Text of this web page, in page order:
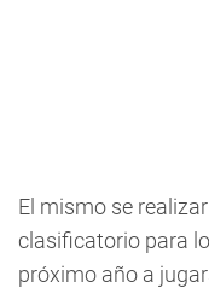
El mismo se
clasificatorio para
próximo año a